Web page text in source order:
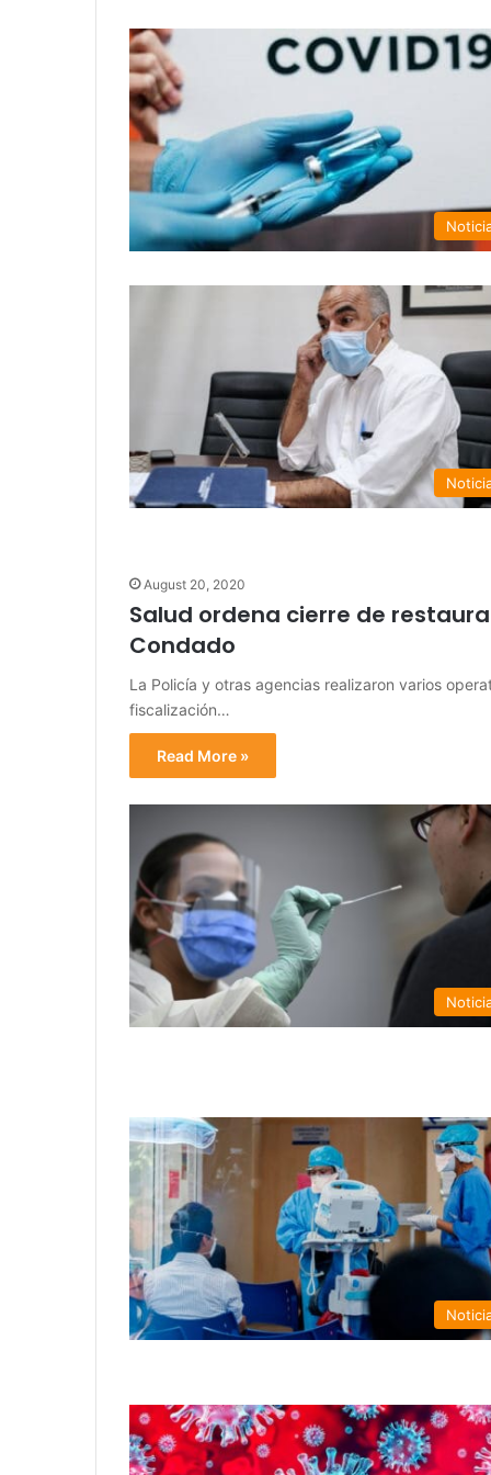
August 20, 2020
Salud ordena cierre de
Condado
La Policía y otras agencias realizaron varios
fiscalización…
Read More »